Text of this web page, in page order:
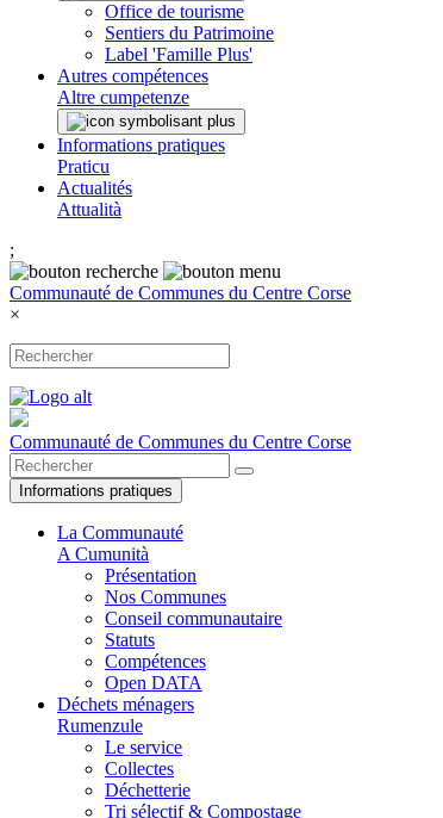
Office de tourisme
Sentiers du Patrimoine
Label 'Famille Plus'
Autres compétences
Altre cumpetenze
Informations pratiques
Praticu
Actualités
Attualità
;
Communauté de Communes du Centre Corse
×
Communauté de Communes du Centre Corse
Informations pratiques
La Communauté
A Cumunità
Présentation
Nos Communes
Conseil communautaire
Statuts
Compétences
Open DATA
Déchets ménagers
Rumenzule
Le service
Collectes
Déchetterie
Tri sélectif & Compostage